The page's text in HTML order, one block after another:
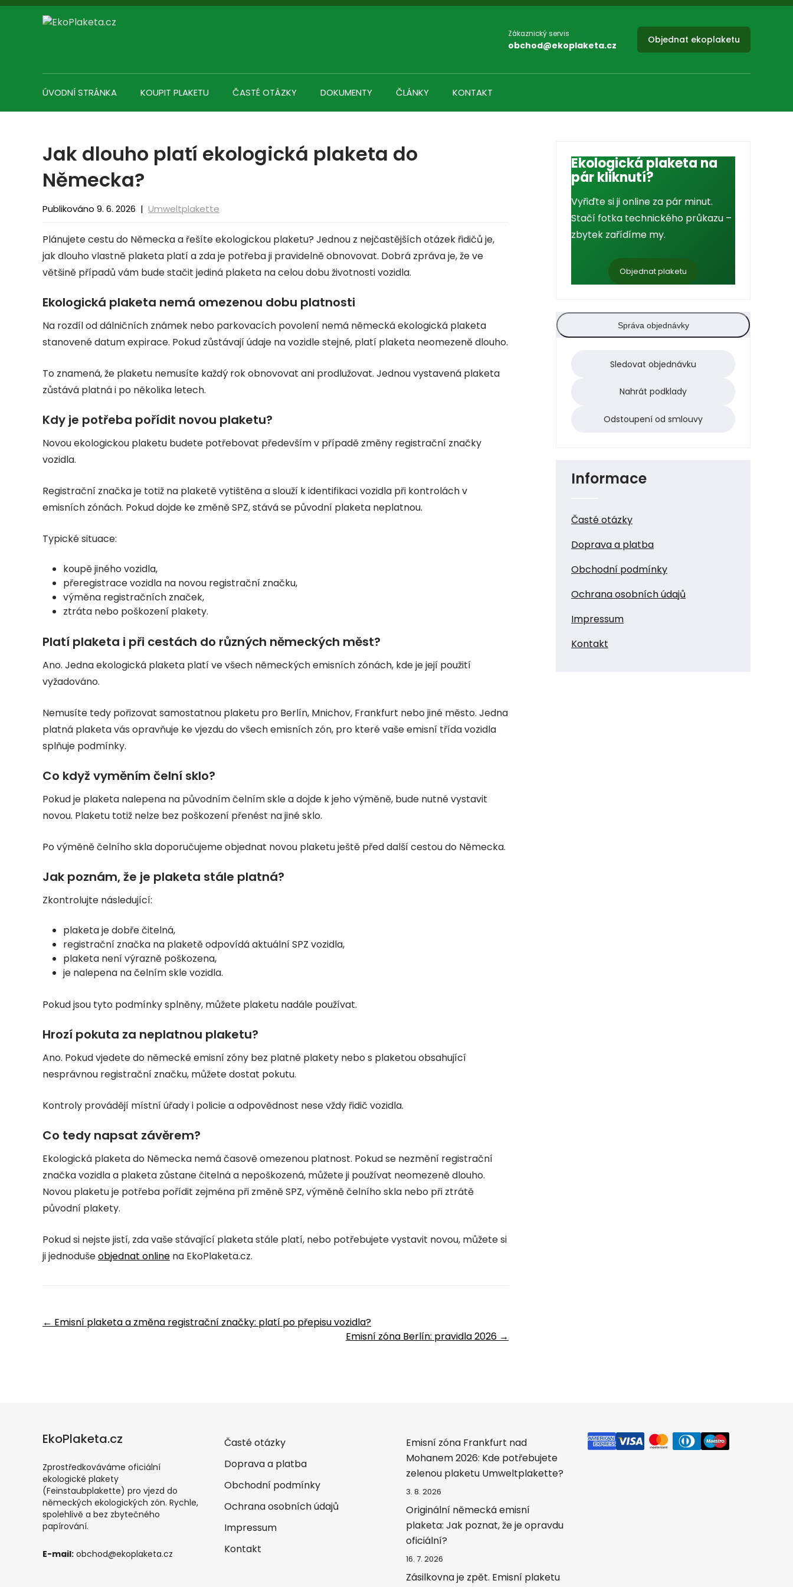
Skip
Objednat ekoplaketu
Zákaznický servis
obchod@ekoplaketa.cz
ÚVODNÍ STRÁNKA KOUPIT PLAKETU ČASTÉ OTÁZKY DOKUMENTY ČLÁNKY KONTAKT
Jak dlouho platí ekologická plaketa do
Německa?
Publikováno 9. 6. 2026 | Umweltplakette
Plánujete cestu do Německa a řešíte ekologickou plaketu? Jednou z nejčastějších otázek řidičů je,
jak dlouho vlastně plaketa platí a zda je potřeba ji pravidelně obnovovat. Dobrá zpráva je, že ve
většině případů vám bude stačit jediná plaketa na celou dobu životnosti vozidla.
Ekologická plaketa nemá omezenou dobu platnosti
Na rozdíl od dálničních známek nebo parkovacích povolení nemá německá ekologická plaketa
stanovené datum expirace. Pokud zůstávají údaje na vozidle stejné, platí plaketa neomezeně dlouho.
To znamená, že plaketu nemusíte každý rok obnovovat ani prodlužovat. Jednou vystavená plaketa
zůstává platná i po několika letech.
Kdy je potřeba pořídit novou plaketu?
Novou ekologickou plaketu budete potřebovat především v případě změny registrační značky
vozidla.
Registrační značka je totiž na plaketě vytištěna a slouží k identifikaci vozidla při kontrolách v
emisních zónách. Pokud dojde ke změně SPZ, stává se původní plaketa neplatnou.
Typické situace:
koupě jiného vozidla,
přeregistrace vozidla na novou registrační značku,
výměna registračních značek,
ztráta nebo poškození plakety.
Platí plaketa i při cestách do různých německých měst?
Ano. Jedna ekologická plaketa platí ve všech německých emisních zónách, kde je její použití
vyžadováno.
Nemusíte tedy pořizovat samostatnou plaketu pro Berlín, Mnichov, Frankfurt nebo jiné město. Jedna
platná plaketa vás opravňuje ke vjezdu do všech emisních zón, pro které vaše emisní třída vozidla
splňuje podmínky.
Co když vyměním čelní sklo?
Pokud je plaketa nalepena na původním čelním skle a dojde k jeho výměně, bude nutné vystavit
novou. Plaketu totiž nelze bez poškození přenést na jiné sklo.
Po výměně čelního skla doporučujeme objednat novou plaketu ještě před další cestou do Německa.
Jak poznám, že je plaketa stále platná?
Zkontrolujte následující:
plaketa je dobře čitelná,
registrační značka na plaketě odpovídá aktuální SPZ vozidla,
plaketa není výrazně poškozena,
je nalepena na čelním skle vozidla.
Pokud jsou tyto podmínky splněny, můžete plaketu nadále používat.
Hrozí pokuta za neplatnou plaketu?
Ano. Pokud vjedete do německé emisní zóny bez platné plakety nebo s plaketou obsahující
nesprávnou registrační značku, můžete dostat pokutu.
Kontroly provádějí místní úřady i policie a odpovědnost nese vždy řidič vozidla.
Co tedy napsat závěrem?
Ekologická plaketa do Německa nemá časově omezenou platnost. Pokud se nezmění registrační
značka vozidla a plaketa zůstane čitelná a nepoškozená, můžete ji používat neomezeně dlouho.
Novou plaketu je potřeba pořídit zejména při změně SPZ, výměně čelního skla nebo při ztrátě
původní plakety.
Pokud si nejste jistí, zda vaše stávající plaketa stále platí, nebo potřebujete vystavit novou, můžete si
ji jednodušeobjednat online na EkoPlaketa.cz.
Post
← Emisní plaketa a změna registrační značky: platí po přepisu vozidla?
Emisní zóna Berlín: pravidla 2026 →
Ekologická plaketa na
pár kliknutí?
Vyřiďte si ji online za pár minut.
Stačí fotka technického průkazu –
zbytek zařídíme my.
Objednat plaketu
Správa objednávky
Sledovat objednávku
Nahrát podklady
Odstoupení od smlouvy
Informace
Časté otázky
Doprava a platba
Obchodní podmínky
Ochrana osobních údajů
Impressum
Kontakt
EkoPlaketa.cz
Zprostředkováváme oficiální
ekologické plakety
(Feinstaubplakette) pro vjezd do
německých ekologických zón. Rychle,
spolehlivě a bez zbytečného
papírování.
E-mail: obchod@ekoplaketa.cz
Časté otázky
Doprava a platba
Obchodní podmínky
Ochrana osobních údajů
Impressum
Kontakt
Emisní zóna Frankfurt nad
Mohanem 2026: Kde potřebujete
zelenou plaketu Umweltplakette?
3. 8. 2026
Originální německá emisní
plaketa: Jak poznat, že je opravdu
oficiální?
16. 7. 2026
Zásilkovna je zpět. Emisní plaketu